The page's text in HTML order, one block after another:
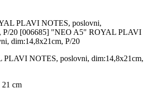
PLAVI NOTES, poslovni,
P/20 [006685] "NEO A5" ROYAL PLAVI
dim:14,8x21cm, P/20
cm